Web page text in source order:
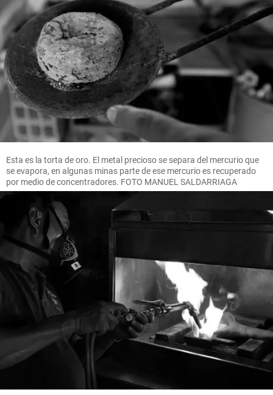
Esta es la torta de oro. El metal precioso se separa del mercurio que
se evapora, en algunas minas parte de ese mercurio es recuperado
por medio de concentradores. FOTO MANUEL SALDARRIAGA